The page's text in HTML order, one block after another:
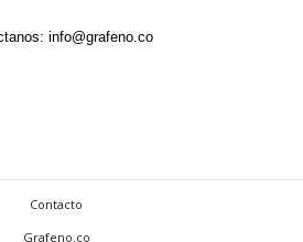
info@grafeno.co
Contacto
Grafeno.co